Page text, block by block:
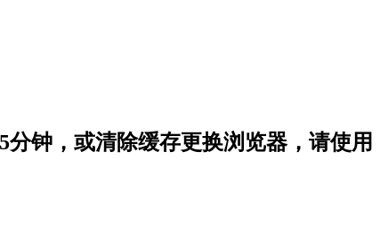
钟，或清除缓存更换浏览器，请使用